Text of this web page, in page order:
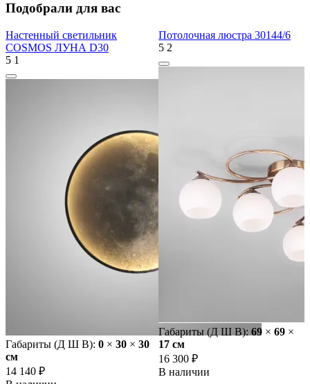
Подобрали для вас
Настенный светильник
COSMOS ЛУНА D30
5 1
Габариты (Д Ш В): 0 × 30 × 30
cм
14 140 ₽
Потолочная люстра 30144/6
5 2
Габариты (Д Ш В): 69 × 69 ×
17 cм
16 300 ₽
В наличии